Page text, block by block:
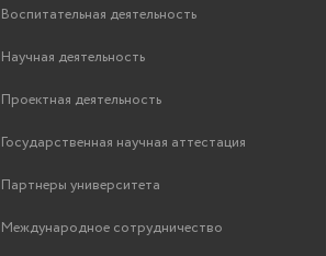
Воспитательная деятельность
Научная деятельность
Проектная деятельность
Государственная научная аттестация
Партнеры университета
Международное сотрудничество